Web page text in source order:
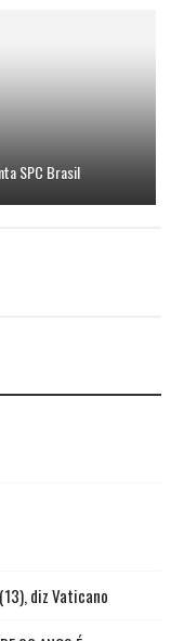
SPC Brasil
diz Vaticano